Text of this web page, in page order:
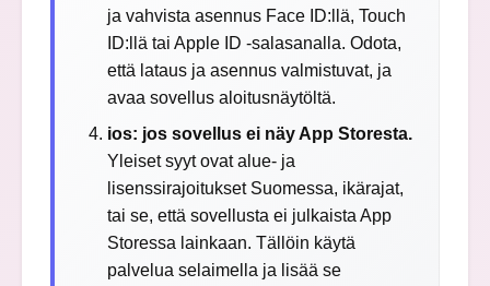
ja vahvista asennus Face ID:llä, Touch
ID:llä tai Apple ID -salasanalla. Odota,
että lataus ja asennus valmistuvat, ja
avaa sovellus aloitusnäytöltä.
ios: jos sovellus ei näy App Storesta.
Yleiset syyt ovat alue- ja
lisenssirajoitukset Suomessa, ikärajat,
tai se, että sovellusta ei julkaista App
Storessa lainkaan. Tällöin käytä
palvelua selaimella ja lisää se